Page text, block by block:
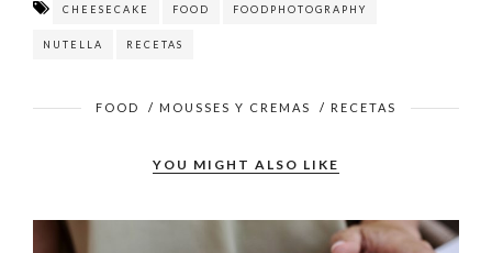
CHEESECAKE FOOD FOODPHOTOGRAPHY
NUTELLA RECETAS
FOOD / MOUSSES Y CREMAS / RECETAS
YOU MIGHT ALSO LIKE